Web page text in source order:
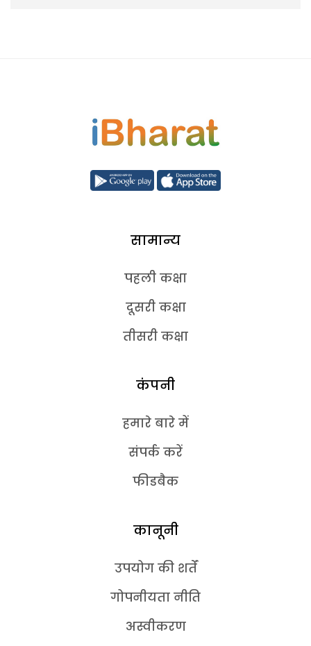
सामान्य
पहली कक्षा
दूसरी कक्षा
तीसरी कक्षा
कंपनी
हमारे बारे में
संपर्क करें
फीडबैक
कानूनी
उपयोग की शर्तें
गोपनीयता नीति
अस्वीकरण